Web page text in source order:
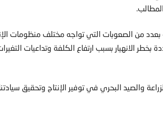
بعدد من الصعوبات التي تواجه مختلف منظومات
الانهيار بسبب ارتفاع الكلفة وتداعيات
والصيد البحري في توفير الإنتاج وتحقيق